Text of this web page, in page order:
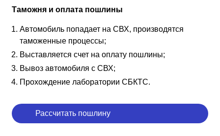
Таможня и оплата пошлины
Автомобиль попадает на СВХ, производятся
таможенные процессы;
Выставляется счет на оплату пошлины;
Вывоз автомобиля с СВХ;
Прохождение лаборатории СБКТС.
Рассчитать пошлину